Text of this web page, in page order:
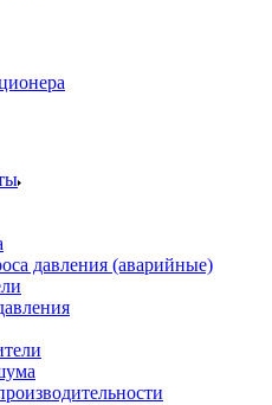
давления (аварийные)